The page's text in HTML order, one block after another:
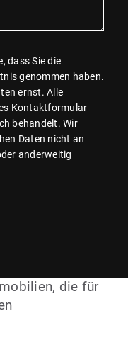
dass Sie die
genommen haben.
ernst. Alle
Kontaktformular
behandelt. Wir
Daten nicht an
anderweitig
die für